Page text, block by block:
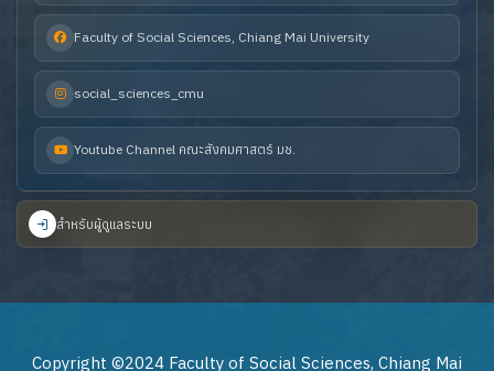
Faculty of Social Sciences, Chiang Mai University
social_sciences_cmu
Youtube Channel คณะสังคมศาสตร์ มช.
สำหรับผู้ดูแลระบบ
Copyright ©2024 Faculty of Social Sciences, Chiang Mai